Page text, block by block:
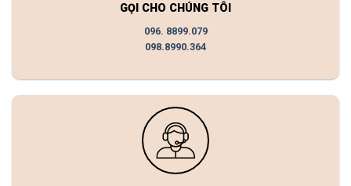
GỌI CHO CHÚNG TÔI
096. 8899.079
098.8990.364